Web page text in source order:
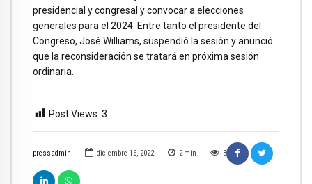
pressadmin diciembre 16, 2022 2 min 3
presidencial y congresal y convocar a elecciones
generales para el 2024. Entre tanto el presidente del
Congreso, José Williams, suspendió la sesión y anunció
que la reconsideración se tratará en próxima sesión
ordinaria.
Post Views: 3